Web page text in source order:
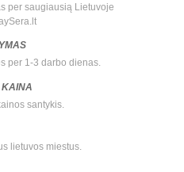
per saugiausią Lietuvoje
per 1-3 darbo dienas.
santykis.
lietuvos miestus.